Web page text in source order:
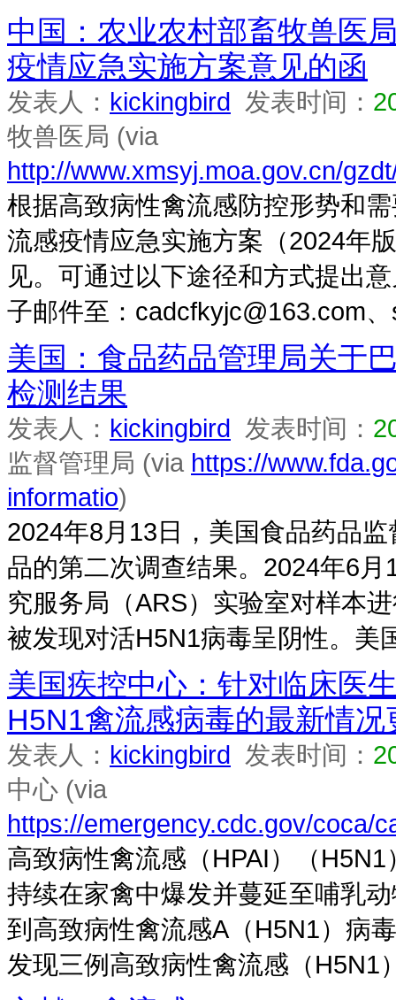
中国：农业农村部畜牧兽医
疫情应急实施方案意见的函
发表人： kickingbird 发表时间：
牧兽医局 (via
http://www.xmsyj.moa.gov.cn/
根据高致病性禽流感防控形势和
流感疫情应急实施方案（2024年
见。可通过以下途径和方式提出
子邮件至：cadcfkyjc@163.com
美国：食品药品管理局关于
检测结果
发表人： kickingbird 发表时间：
监督管理局 (via https://
informatio)
2024年8月13日，美国食品药品
品的第二次调查结果。2024年6
究服务局（ARS）实验室对样本
被发现对活H5N1病毒呈阴性。美
美国疾控中心：针对临床医
H5N1禽流感病毒的最新情
发表人： kickingbird 发表时间：
中心 (via
https://emergency.cdc.gov/coca/
高致病性禽流感（HPAI）（
持续在家禽中爆发并蔓延至哺乳
到高致病性禽流感A（H5N1）病
发现三例高致病性禽流感（H5N1